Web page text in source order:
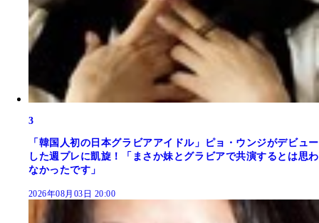
3
「韓国人初の日本グラビアアイドル」ピョ・ウンジがデビュー
した週プレに凱旋！「まさか妹とグラビアで共演するとは思わ
なかったです」
2026年08月03日 20:00